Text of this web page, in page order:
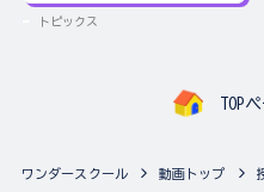
トピックス
TOP
ワンダースクール 動画トップ